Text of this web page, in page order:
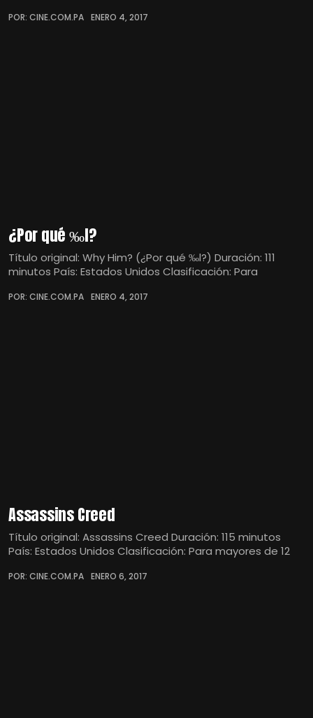
POR: CINE.COM.PA ENERO 4, 2017
¿Por qué ‰l?
Título original: Why Him? (¿Por qué ‰l?) Duración: 111
minutos País: Estados Unidos Clasificación: Para
POR: CINE.COM.PA ENERO 4, 2017
Assassins Creed
Título original: Assassins Creed Duración: 115 minutos
País: Estados Unidos Clasificación: Para mayores de 12
POR: CINE.COM.PA ENERO 6, 2017